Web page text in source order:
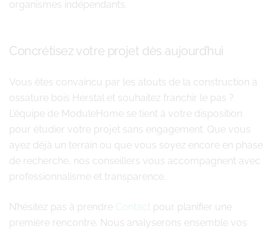
organismes indépendants.
Concrétisez votre projet dès aujourd’hui
Vous êtes convaincu par les atouts de la construction à
ossature bois Herstal et souhaitez franchir le pas ?
L’équipe de ModuleHome se tient à votre disposition
pour étudier votre projet sans engagement. Que vous
ayez déjà un terrain ou que vous soyez encore en phase
de recherche, nos conseillers vous accompagnent avec
professionnalisme et transparence.
N’hésitez pas à prendre Contact pour planifier une
première rencontre. Nous analyserons ensemble vos